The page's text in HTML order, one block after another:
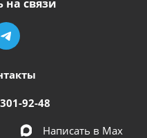
на связи
92-48
Написать в Мах